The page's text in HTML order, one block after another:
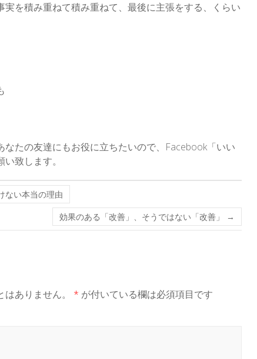
を積み重ねて積み重ねて、最後に主張をする、くらい
なたの友達にもお役に立ちたいので、Facebook「いい
致します。
ない本当の理由
効果のある「改善」、そうではない「改善」
→
ありません。 * が付いている欄は必須項目です